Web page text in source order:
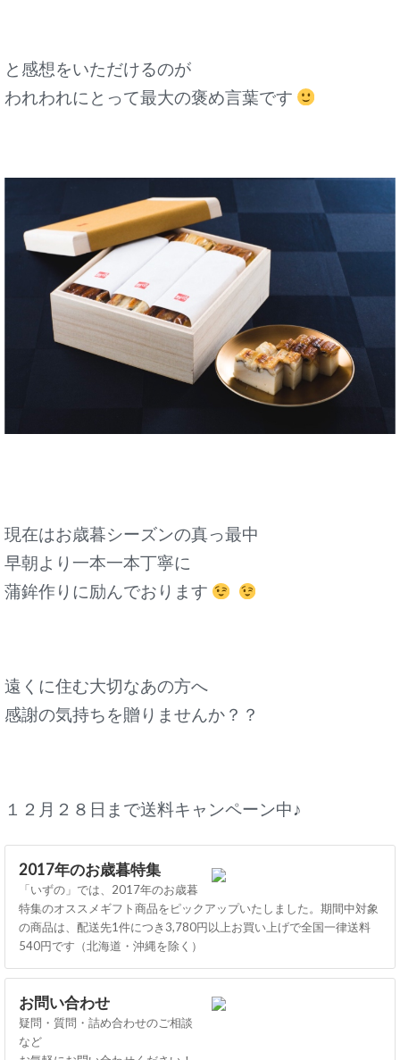
と感想をいただけるのが
われわれにとって最大の褒め言葉です
現在はお歳暮シーズンの真っ最中
早朝より 一本一本丁寧に
蒲鉾作りに励んでおります
遠くに住む大切なあの方へ
感謝の気持ちを贈りませんか？？
１２月２８日まで送料キャンペーン中♪
2017年のお歳暮特集
「いずの」では、2017年のお歳暮
特集のオススメギフト商品をピックアップいたしました。期間中対象
の商品は、配送先1件につき3,780円以上お買い上げで全国一律送料
540円です（北海道・沖縄を除く）
お問い合わせ
疑問・質問・詰め合わせのご相談
など